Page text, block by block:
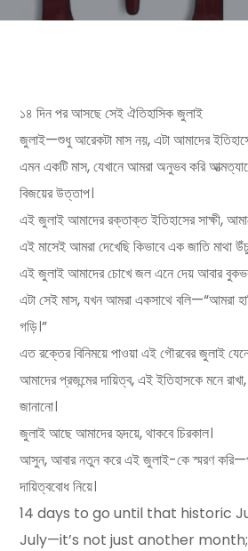
১৪ দিন পর আসছে সেই ঐতিহাসিক জুলাই
জুলাই—শুধু আরেকটা মাস নয়, এটা আমাদের
এমন একটি মাস, যেখানে আমরা অনুভব করি
বিজয়ের উত্তাপ।
এই জুলাই আমাদের রক্তাক্ত ইতিহাসের সাক্ষী,
এই মাসেই আমরা দেখেছি কিভাবে এক জাতি মাথা
এই জুলাই আমাদের চোখে জল এনে দেয় আবার
এটা সেই মাস, যখন আমরা একসাথে বলি—“আমরা
গড়ি।”
এত রক্তের বিনিময়ে পাওয়া এই গৌরবের জুলাই যেনো
আমাদের প্রজন্মের দায়িত্ব, এই ইতিহাসকে মনে
জানানো।
জুলাই আছে আমাদের হৃদয়ে, থাকবে চিরকাল।
আসুন, আবার নতুন করে এই জুলাই-কে স্মরণ
দায়িত্ববোধ নিয়ে।
14 days to go until that historic
July—it’s not just another